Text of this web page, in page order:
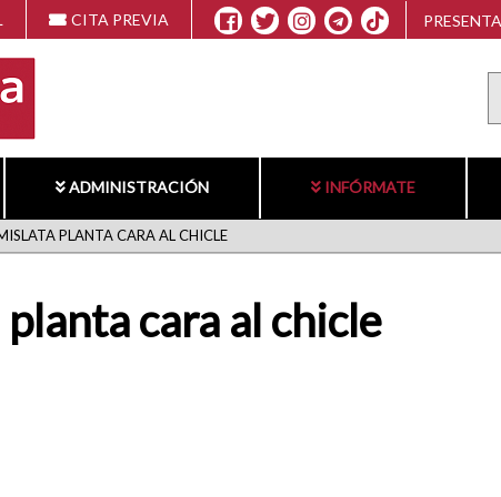
CITA PREVIA
ADMINISTRACIÓN INFÓRMATE
PLANTA CARA AL CHICLE
cara al chicle